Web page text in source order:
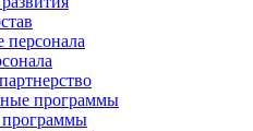
персонала
программы